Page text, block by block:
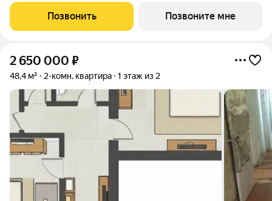
квартира с предчистовой отделкой в
Позвонить Позвоните мне
2 650 000 ₽
48,4 м² 2-комн. квартира 1 этаж из 2